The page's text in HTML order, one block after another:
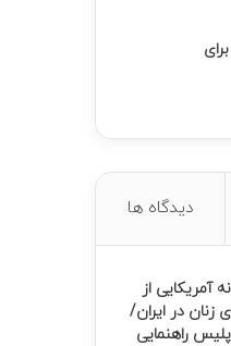
دیدگاه ها
آمریکایی از
زنان در ایران/
راهنمایی